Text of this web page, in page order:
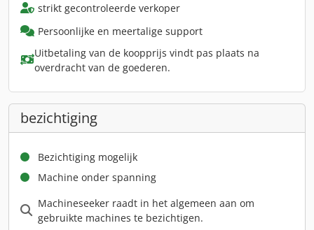
strikt gecontroleerde verkoper
Persoonlijke en meertalige support
Uitbetaling van de koopprijs vindt pas plaats na
overdracht van de goederen.
bezichtiging
Bezichtiging mogelijk
Machine onder spanning
Machineseeker raadt in het algemeen aan om
gebruikte machines te bezichtigen.